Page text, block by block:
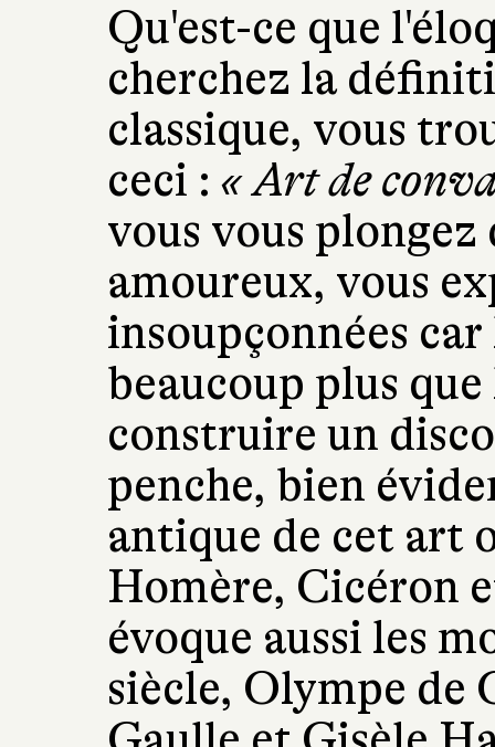
Qu'est-ce que
cherchez la
classique, vous
ceci : « Art de
vous vous
amoureux, vous
insoupçonnées
beaucoup plus
construire un
penche, bien
antique de cet art
Homère, Cicéron
évoque aussi les
siècle, Olympe de